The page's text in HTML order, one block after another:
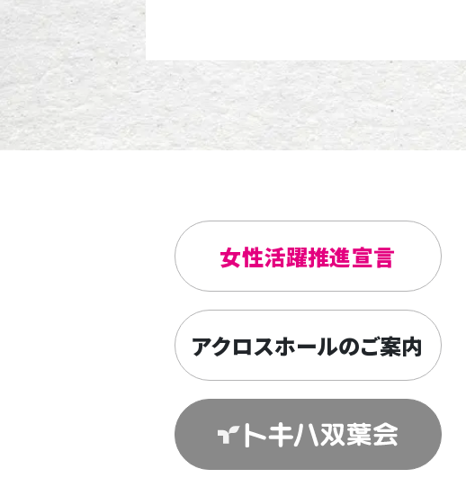
女性活躍推進宣言
アクロスホールのご案内